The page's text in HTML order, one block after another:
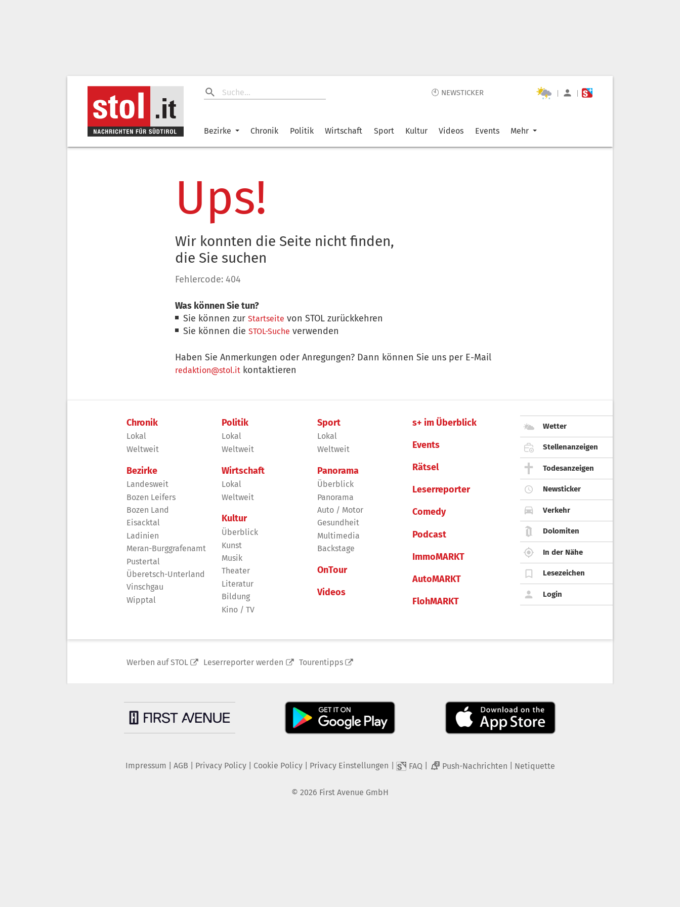
🕙 NEWSTICKER | |
Bezirke Chronik Politik Wirtschaft Sport Kultur Videos Events Mehr
Ups!
Wir konnten die Seite nicht finden,
die Sie suchen
Fehlercode: 404
Was können Sie tun?
Sie können zurStartseite von STOL zurückkehren
Sie können dieSTOL-Suche verwenden
Haben Sie Anmerkungen oder Anregungen? Dann können Sie uns per E-Mail
redaktion@stol.it kontaktieren
Chronik
Lokal
Weltweit
Bezirke
Landesweit
Bozen Leifers
Bozen Land
Eisacktal
Ladinien
Meran-Burggrafenamt
Pustertal
Überetsch-Unterland
Vinschgau
Wipptal
Politik
Lokal
Weltweit
Wirtschaft
Lokal
Weltweit
Kultur
Überblick
Kunst
Musik
Theater
Literatur
Bildung
Kino / TV
Sport
Lokal
Weltweit
Panorama
Überblick
Panorama
Auto / Motor
Gesundheit
Multimedia
Backstage
OnTour
Videos
s+ im Überblick
Events
Rätsel
Leserreporter
Comedy
Podcast
ImmoMARKT
AutoMARKT
FlohMARKT
Wetter
Stellenanzeigen
Todesanzeigen
Newsticker
Verkehr
Dolomiten
In der Nähe
Lesezeichen
Login
Werben auf STOL Leserreporter werden Tourentipps
Impressum AGB Privacy Policy| Cookie Policy| Privacy Einstellungen FAQ 2 Push-Nachrichten Netiquette
© 2026 First Avenue GmbH